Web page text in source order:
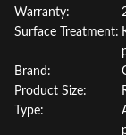
Warranty:
Surface Treatment:
Brand:
Product Size:
Type: